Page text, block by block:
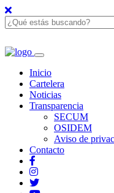
Inicio
Cartelera
Noticias
Transparencia
SECUM
OSIDEM
Aviso de
Contacto